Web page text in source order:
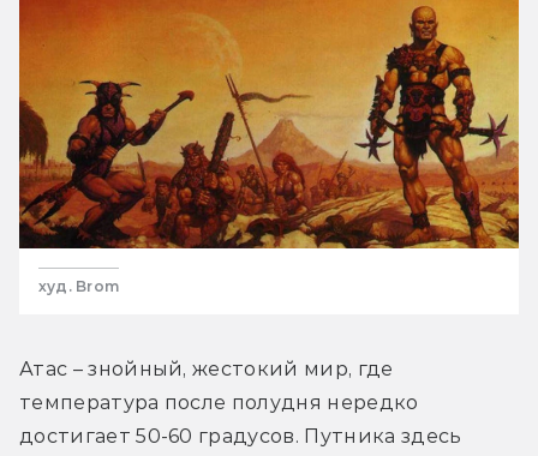
худ. Brom
Атас – знойный, жестокий мир, где
температура после полудня нередко
достигает 50-60 градусов. Путника здесь